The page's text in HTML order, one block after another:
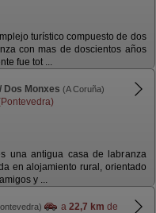
turístico compuesto de dos
con mas de doscientos años
fue tot ...
Dos Monxes (A Coruña)
una antigua casa de labranza
en alojamiento rural, orientado
y ...
a 22,7 km de